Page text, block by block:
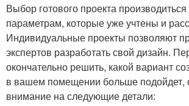
Выбор готового проекта
параметрам, которые уже учтены и
Индивидуальные проекты позволяют
экспертов разработать свой дизайн.
окончательно решить, какой вариант
в вашем помещении больше подойдет,
внимание на следующие детали: